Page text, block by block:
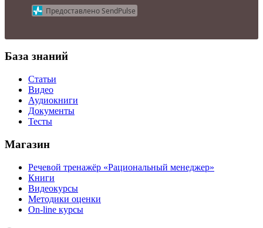
Предоставлено SendPulse
База знаний
Статьи
Видео
Аудиокниги
Документы
Тесты
Магазин
Речевой тренажёр «Рациональный менеджер»
Книги
Видеокурсы
Методики оценки
On-line курсы